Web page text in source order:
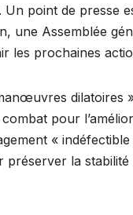
point de presse
une Assemblée
les prochaines
pour
«
préserver la